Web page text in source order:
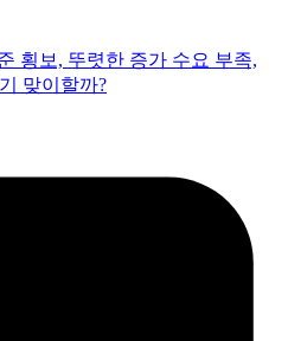
횡보, 뚜렷한 증가 수요 부족,
맞이할까?